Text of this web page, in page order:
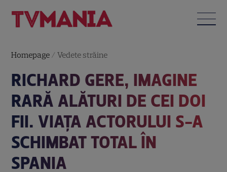
Homepage /Vedete străine
RICHARD GERE, IMAGINE
RARĂ ALĂTURI DE CEI DOI
FII. VIAȚA ACTORULUI S-A
SCHIMBAT TOTAL ÎN
SPANIA